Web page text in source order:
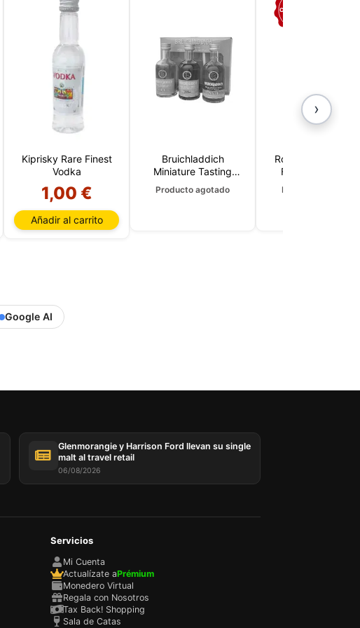
Kiprisky Rare Finest
Vodka
1,00 €
Añadir al carrito
Bruichladdich
Miniature Tasting
Pack 3 x 5 CL
Producto agotado
COLECCIÓN
Robert Burns
Federation Arran
Single Malt 5 CL
Producto agotado
›
Google AI
Glenmorangie y Harrison Ford llevan su single
malt al travel retail
06/08/2026
Servicios
Mi Cuenta
Actualízate aPrémium
Monedero Virtual
Regala con Nosotros
Tax Back! Shopping
Sala de Catas